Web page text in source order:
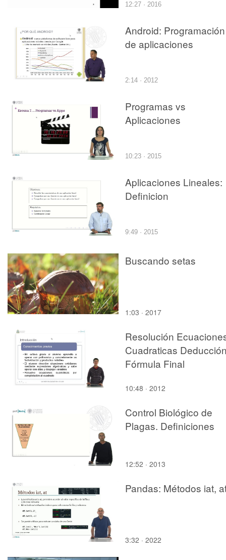
12:27 · 2016
Android: Programación
de aplicaciones
2:14 · 2012
Programas vs
Aplicaciones
10:23 · 2015
Aplicaciones Lineales:
Definicion
9:49 · 2015
Buscando setas
1:03 · 2017
Resolución
Cuadraticas
Fórmula Final
10:48 · 2012
Control Biológico de
Plagas. Definiciones
12:52 · 2013
Pandas: Métodos iat,
3:32 · 2022